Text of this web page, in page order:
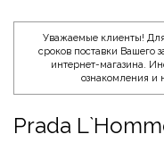
Уважаемые клиенты!
сроков поставки Вашего
интернет-магазина.
ознакомления и
Prada